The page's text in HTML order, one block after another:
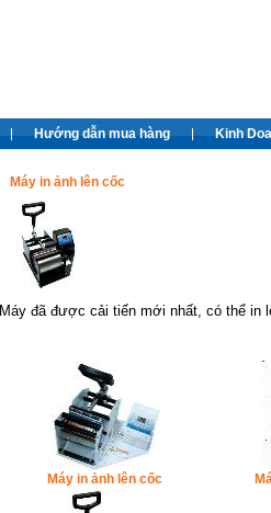
Hướng dẫn mua hàng
Kinh
Máy in ảnh lên cốc
Máy đã được cải tiến mới nhất, có thể in
Máy in ảnh lên cốc